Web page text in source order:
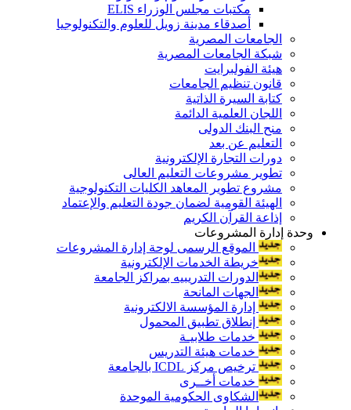
مكتبات مجلس الوزراء ELIS
أصدقاء مدينة زويل للعلوم والتكنولوجيا
الجامعات المصرية
شبكة الجامعات المصرية
هيئة الفولبرايت
قانون تنظيم الجامعات
كتابة السيرة الذاتية
اللجان العلمية الدائمة
منح البنك الدولى
التعليم عن بعد
دورات التجارة الإلكترونية
تطوير مشروعات التعليم العالى
مشروع تطوير المعاهد الكليات التكنولوجية
الهيئة القومية لضمان جودة التعليم والإعتماد
إذاعة القرآن الكريم
وحدة إدارة المشروعات
الموقع الرسمى لوحة إدارة المشروعات
خريطة الخدمات الإلكترونية
الدورات التدريبيه بمراكز الجامعة
الجهات المانحة
إدارة المؤسسة الالكترونية
إنطلاق تطبيق المحمول
خدمات طلابيـة
خدمات هيئة التدريس
ترخيص مركز ICDL بالجامعة
خدمات أخــرى
الشكاوى الحكومية الموحدة